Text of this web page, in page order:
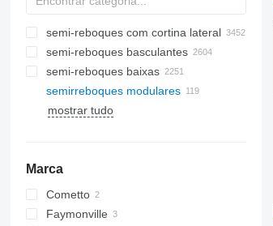
semi-reboques com cortina lateral
semi-reboques basculantes
semi-reboques baixas
semirreboques modulares
mostrar tudo
Marca
Cometto
Faymonville